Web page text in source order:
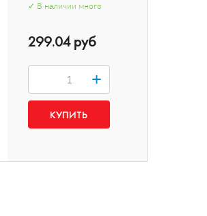
✓ В наличии много
299.04 руб
+